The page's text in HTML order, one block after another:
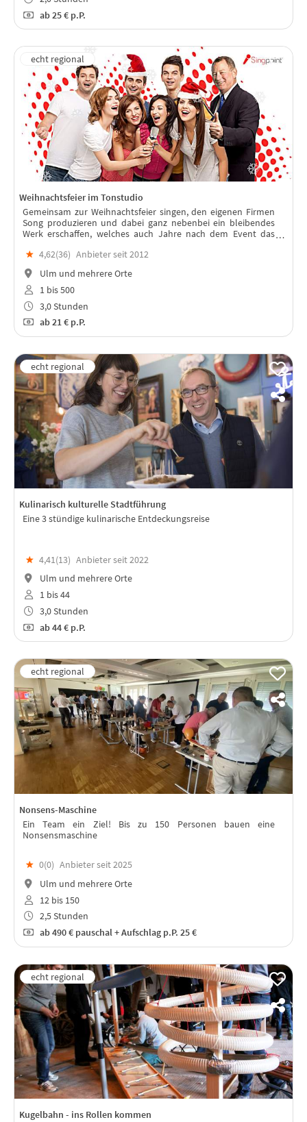
ab25 € p.P.
Weihnachtsfeier im Tonstudio
Gemeinsam zur Weihnachtsfeier singen, den eigenen Firmen
Song produzieren und dabei ganz nebenbei ein bleibendes
Werk erschaffen, welches auch Jahre nach dem Event das
★ 4,62(36) Anbieter seit 2012
Ulm und mehrere Orte
1 bis 500
3,0 Stunden
ab21 € p.P.
Kulinarisch kulturelle Stadtführung
Eine 3 stündige kulinarische Entdeckungsreise
★ 4,41(13) Anbieter seit 2022
Ulm und mehrere Orte
1 bis 44
3,0 Stunden
ab44 € p.P.
Nonsens-Maschine
Ein Team ein Ziel! Bis zu 150 Personen bauen eine
Nonsensmaschine
★ 0(0) Anbieter seit 2025
Ulm und mehrere Orte
12 bis 150
2,5 Stunden
ab490 € pauschal + Aufschlag p.P. 25 €
Kugelbahn - ins Rollen kommen